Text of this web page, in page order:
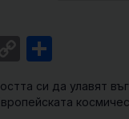
PrintFriendly
Copy
си да улавят